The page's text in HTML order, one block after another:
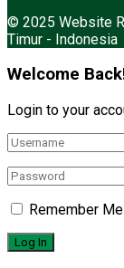
© 2025 Website
Timur - Indonesia
Welcome
Login to your
Remember Me